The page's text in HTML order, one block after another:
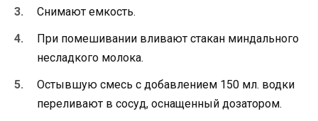
Снимают емкость.
При помешивании вливают стакан миндального
несладкого молока.
Остывшую смесь с добавлением 150 мл. водки
переливают в сосуд, оснащенный дозатором.